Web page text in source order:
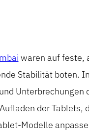
waren auf feste,
Stabilität boten.
der Tablets,
Modelle